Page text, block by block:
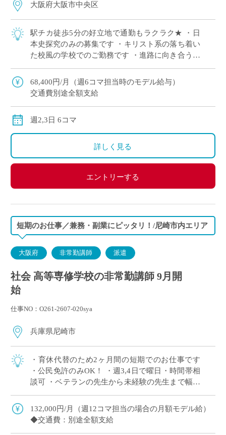
大阪府大阪市中央区
駅チカ徒歩5分の好立地で通勤もラクラク★ ・日
本史探究のみの募集です ・キリスト系の落ち着い
た校風の学校でのご勤務です ・進路に向き合う大
歓迎します ・月～金のうち、ご勤務可能 […]
68,400円/月（週6コマ担当時のモデル給与）
交通費別途全額支給
週2,3日 6コマ
詳しく見る
エントリーする
短期のお仕事／兼務・副業にピッタリ！/尼崎市内エリア
大阪府 非常勤講師 派遣
社会 高等専修学校の非常勤講師 9月開
始
仕事NO：O261-2607-020sya
兵庫県尼崎市
・育休代替のため2ヶ月間の短期でのお仕事です
・公民免許のみOK！ ・週3,4日で曜日・時間帯相
談可 ・ベテランの先生から未経験の先生まで幅広
132,000円/月（週12コマ担当の場合の月額モデル給）
◆交通費：別途全額支給